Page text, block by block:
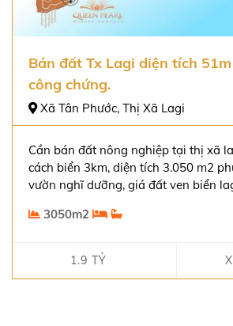
Bán đất Tx Lagi diện tích
công chứng.
Xã Tân Phước, Thị Xã Lagi
Cần bán đất nông nghiệp tại thị xã
cách biển 3km, diện tích 3.050 m2
vườn nghĩ dưỡng, giá đất ven biển
3050m2
1.9 TỶ